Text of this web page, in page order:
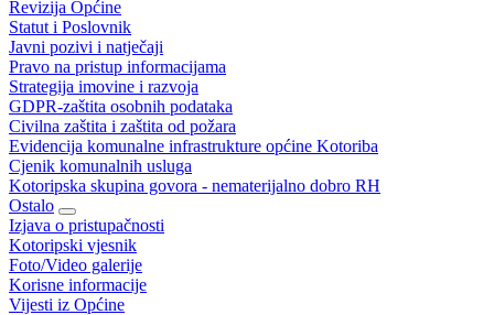
Revizija Općine
Statut i Poslovnik
Javni pozivi i natječaji
Pravo na pristup informacijama
Strategija imovine i razvoja
GDPR-zaštita osobnih podataka
Civilna zaštita i zaštita od požara
Evidencija komunalne infrastrukture općine Kotoriba
Cjenik komunalnih usluga
Kotoripska skupina govora - nematerijalno dobro RH
Ostalo
Izjava o pristupačnosti
Kotoripski vjesnik
Foto/Video galerije
Korisne informacije
Vijesti iz Općine